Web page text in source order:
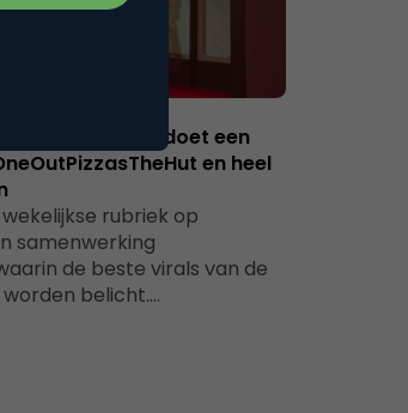
31/2017: Gucci doet een
en heel
rubriek op
samenwerking
de beste virals van de
belicht.…